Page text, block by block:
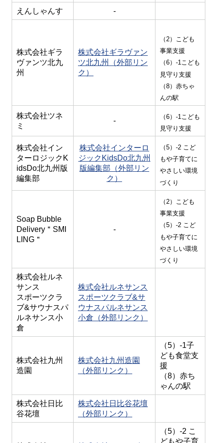
えんしゃんす -
株式会社ギラ
ヴァンツ北九
州
株式会社ギラヴァン
ツ北九州（外部リン
ク）
（2）こども
事業支援
（6）-1こども
見守り支援
（8）赤ちゃ
んの駅
株式会社ツネ
ミ
-
（6）-1こども
見守り支援
株式会社イン
ターロジックK
idsDo北九州版
編集部
株式会社インターロ
ジックKidsDo北九州
版編集部（外部リン
ク）
（5）-2 こど
もや子育てに
やさしい環境
づくり
Soap Bubble
Delivery＂SMI
LING＂
-
（2）こども
事業支援
（5）-2 こど
もや子育てに
やさしい環境
づくり
株式会社ルネ
サンス
スポーツクラ
ブ&サウナスパ
ルネサンス小
倉
株式会社ルネサンス
スポーツクラブ&サ
ウナスパルネサンス
小倉（外部リンク）
株式会社九州
造園
株式会社九州造園
（外部リンク）
（5）-1子
ども食堂支
援
（8）赤ち
ゃんの駅
株式会社日比
谷花壇
株式会社日比谷花壇
（外部リンク）
（5）-2 こ
どもや子育